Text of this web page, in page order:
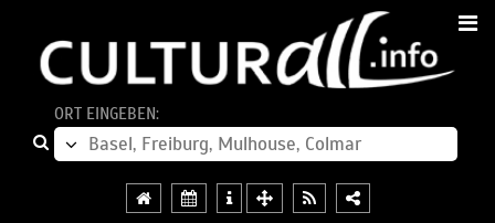
ORT EINGEBEN: